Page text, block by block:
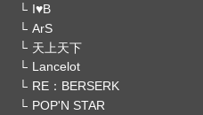
I♥B
ArS
天上天下
Lancelot
RE：BERSERK
POP'N STAR